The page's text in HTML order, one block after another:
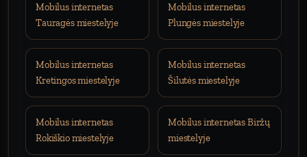
Mobilus internetas
Tauragės miestelyje
Mobilus internetas
Plungės miestelyje
Mobilus internetas
Kretingos miestelyje
Mobilus internetas
Šilutės miestelyje
Mobilus internetas
Rokiškio miestelyje
Mobilus internetas Biržų
miestelyje